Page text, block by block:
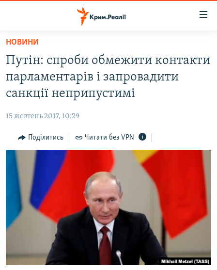
Перейти
основного
матеріалу
Перейти
до
основної
Перейти
до
пошуку
ВОДА.КРИМ
ВІДЕО ТА ФОТО
БЛОГИ
ПОГЛЯД
ІНТЕРВ'Ю
ВСЕ ЗА ДЕНЬ
СПЕЦПРОЕКТИ
ДЕПОРТАЦІЯ
ВІДЕОУРОКИ «ELIFBE»
СВІДЧЕННЯ ОКУПАЦІЇ
УКРАЇНСЬКА ПРОБЛЕМА КРИМУ
ЯК ОБІЙТИ БЛОКУВАННЯ
Qırımtatar
НОВИНИ
Путін: спроби обмежити контакти
парламентарів і запровадити
санкції неприпустимі
15 жовтень 2017, 10:29
Поділитись Читати без VPN